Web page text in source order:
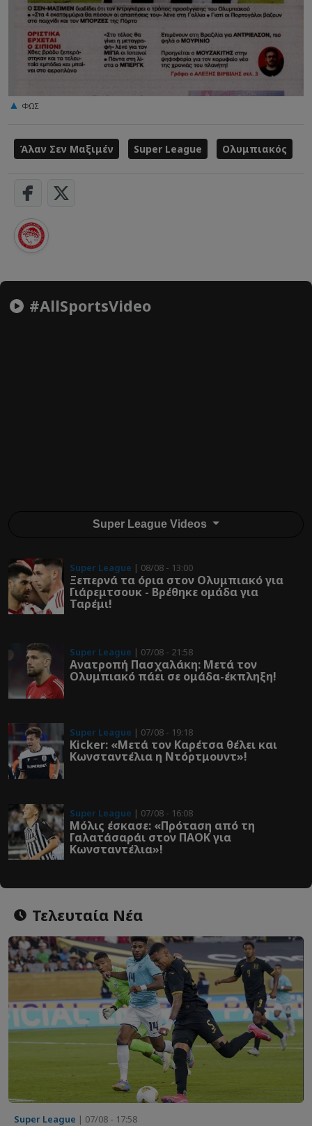
ΦΩΣ
Άλαν Σεν Μαξιμέν Super League Ολυμπιακός
#AllSportsVideo
Super League Videos
Super League | 08/08 - 13:00
Ξεπερνά τα όρια στον Ολυμπιακό για
Γιάρεμτσουκ - Βρέθηκε ομάδα για
Ταρέμι!
Super League | 07/08 - 21:58
Ανατροπή Πασχαλάκη: Μετά τον
Ολυμπιακό πάει σε ομάδα-έκπληξη!
Super League | 07/08 - 19:18
Kicker: «Μετά τον Καρέτσα θέλει και
Κωνσταντέλια η Ντόρτμουντ»!
Super League | 07/08 - 16:08
Μόλις έσκασε: «Πρόταση από τη
Γαλατάσαράι στον ΠΑΟΚ για
Κωνσταντέλια»!
Τελευταία Νέα
Super League | 07/08 - 17:58